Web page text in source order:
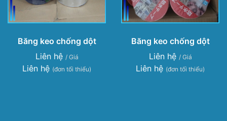
Băng keo chống dột
Liên hệ / Giá
Liên hệ (đơn tối thiểu)
Băng keo chống dột
Liên hệ / Giá
Liên hệ (đơn tối thiểu)